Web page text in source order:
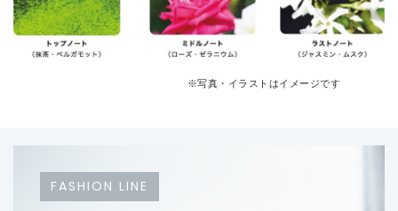
※写真・イラストはイメージです
FASHION LINE